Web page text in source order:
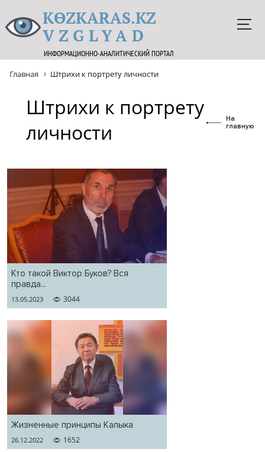
KӨZKARAS.KZ
VZGLYAD
ИНФОРМАЦИОННО-АНАЛИТИЧЕСКИЙ ПОРТАЛ
Главная Штрихи к портрету личности
Штрихи к портрету
личности
На
главную
Кто такой Виктор Буков? Вся
правда...
13.05.2023 3044
Жизненные принципы Калыка
26.12.2022 1652